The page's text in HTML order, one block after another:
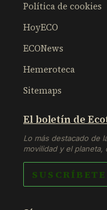
Política de cookies
HoyECO
ECONews
Hemeroteca
Sitemaps
El boletín de
Lo más destacado de
movilidad y el